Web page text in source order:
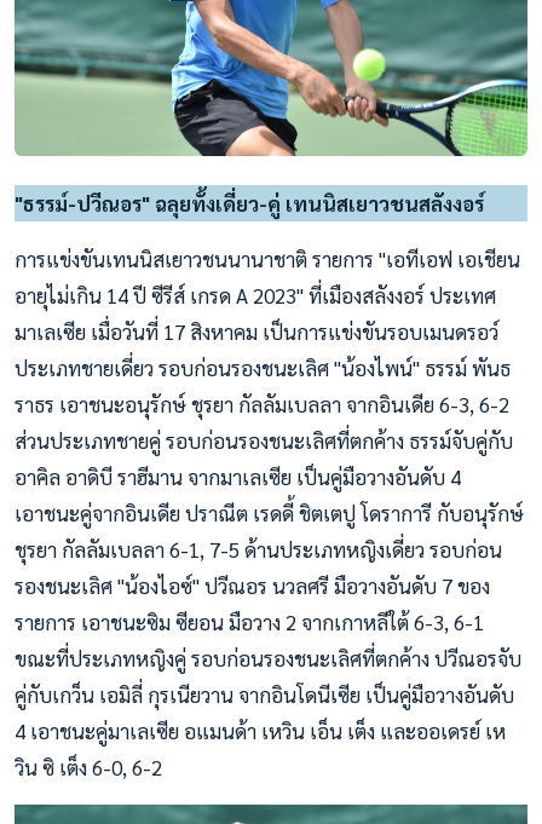
"ธรรม์-ปวีณอร" ฉลุยทั้งเดี่ยว-คู่ เทนนิสเยาวชนสลังงอร์
การแข่งขันเทนนิสเยาวชนนานาชาติ รายการ "เอทีเอฟ เอเชียน
อายุไม่เกิน 14 ปี ซีรีส์ เกรด A 2023" ที่เมืองสลังงอร์ ประเทศ
มาเลเซีย เมื่อวันที่ 17 สิงหาคม เป็นการแข่งขันรอบเมนดรอว์
ประเภทชายเดี่ยว รอบก่อนรองชนะเลิศ "น้องไพน์" ธรรม์ พันธ
ราธร เอาชนะอนุรักษ์ ชุรยา กัลลัมเบลลา จากอินเดีย 6-3, 6-2
ส่วนประเภทชายคู่ รอบก่อนรองชนะเลิศที่ตกค้าง ธรรม์จับคู่กับ
อาคิล อาดิบี ราฮีมาน จากมาเลเซีย เป็นคู่มือวางอันดับ 4
เอาชนะคู่จากอินเดีย ปราณีต เรดดี้ ชิตเตปู โดราการี กับอนุรักษ์
ชุรยา กัลลัมเบลลา 6-1, 7-5 ด้านประเภทหญิงเดี่ยว รอบก่อน
รองชนะเลิศ "น้องไอซ์" ปวีณอร นวลศรี มือวางอันดับ 7 ของ
รายการ เอาชนะซิม ซียอน มือวาง 2 จากเกาหลีใต้ 6-3, 6-1
ขณะที่ประเภทหญิงคู่ รอบก่อนรองชนะเลิศที่ตกค้าง ปวีณอรจับ
คู่กับเกว็น เอมิลี่ กุรเนียวาน จากอินโดนีเซีย เป็นคู่มือวางอันดับ
4 เอาชนะคู่มาเลเซีย อแมนด้า เหวิน เอ็น เต็ง และออเดรย์ เห
วิน ซิ เต็ง 6-0, 6-2